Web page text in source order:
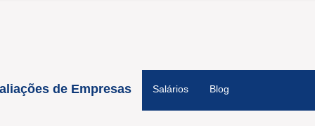
de Empresas Salários Blog